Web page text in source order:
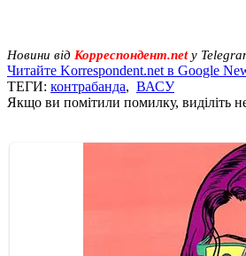
Новини від Корреспондент.net у
Читайте Korrespondent.net в Google
ТЕГИ: контрабанда, ВАСУ
Якщо ви помітили помилку, виділіть